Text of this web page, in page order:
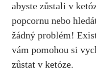
abyste ⁤zůstali v
popcornu nebo
žádný problém!
vám pomohou si
zůstat v ketóze.